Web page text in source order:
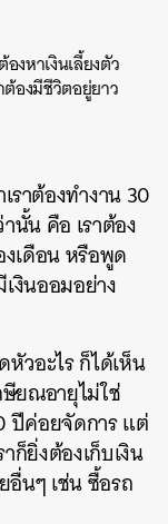
งหาเงินเลี้ยงตัว
องมีชีวิตอยู่ยาว
ราต้องทำงาน 30
นั้น คือ เราต้อง
งเดือน หรือพูด
เงินออมอย่าง
วอะไร ก็ได้เห็น
ยณอายุไม่ใช่
ปีค่อยจัดการ แต่
ก็ยิ่งต้องเก็บเงิน
อื่นๆ เช่น ซื้อรถ